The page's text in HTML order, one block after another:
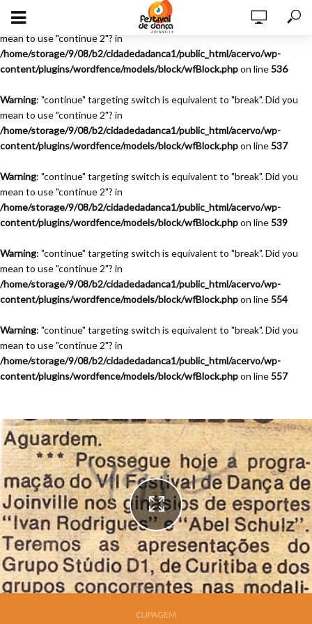
Warning
: "continue" targeting switch is equivalent to "break". Did you
mean to use "continue 2"? in
/home/storage/9/08/b2/cidadedadanca1/public_html/acervo/wp-
content/plugins/wordfence/models/block/wfBlock.phpon line536
Warning: "continue" targeting switch is equivalent to "break". Did you
mean to use "continue 2"? in
/home/storage/9/08/b2/cidadedadanca1/public_html/acervo/wp-
content/plugins/wordfence/models/block/wfBlock.phpon line537
Warning: "continue" targeting switch is equivalent to "break". Did you
mean to use "continue 2"? in
/home/storage/9/08/b2/cidadedadanca1/public_html/acervo/wp-
content/plugins/wordfence/models/block/wfBlock.phpon line539
Warning: "continue" targeting switch is equivalent to "break". Did you
mean to use "continue 2"? in
/home/storage/9/08/b2/cidadedadanca1/public_html/acervo/wp-
content/plugins/wordfence/models/block/wfBlock.phpon line554
Warning: "continue" targeting switch is equivalent to "break". Did you
mean to use "continue 2"? in
/home/storage/9/08/b2/cidadedadanca1/public_html/acervo/wp-
content/plugins/wordfence/models/block/wfBlock.phpon line557
Festival de Dança de Joinville - 7a. Edição - 1989
CLIPAGEM